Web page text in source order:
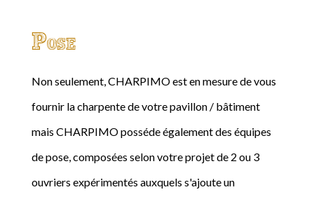
Pose
Non seulement, CHARPIMO est en mesure de vous
fournir la charpente de votre pavillon / bâtiment
mais CHARPIMO posséde également des équipes
de pose, composées selon votre projet de 2 ou 3
ouvriers expérimentés auxquels s'ajoute un